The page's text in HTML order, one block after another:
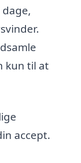
kun til at
accept.